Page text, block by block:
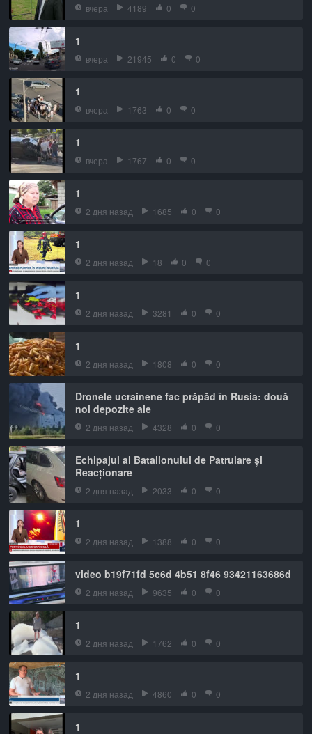
вчера 4189 0 0
1
вчера 21945 0 0
1
вчера 1763 0 0
1
вчера 1767 0 0
1
2 дня назад 1685 0 0
1
2 дня назад 18 0 0
1
2 дня назад 3281 0 0
1
2 дня назад 1808 0 0
Dronele ucrainene fac prăpăd în Rusia: două
noi depozite ale
2 дня назад 4328 0 0
Echipajul al Batalionului de Patrulare și
Reacționare
2 дня назад 2033 0 0
1
2 дня назад 1388 0 0
video b19f71fd 5c6d 4b51 8f46 93421163686d
2 дня назад 9635 0 0
1
2 дня назад 1762 0 0
1
2 дня назад 4860 0 0
1